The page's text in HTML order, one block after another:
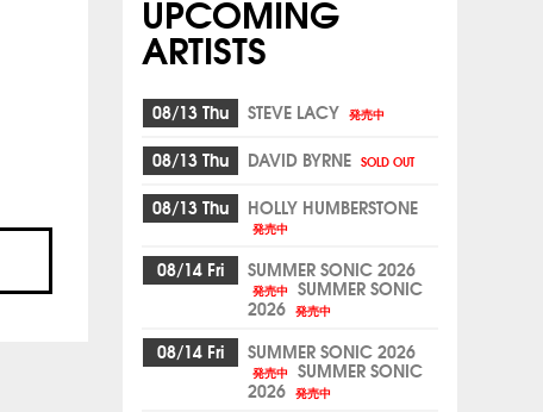
UPCOMING
ARTISTS
08/13 Thu STEVE LACY 発売中
08/13 Thu DAVID BYRNE SOLD OUT
08/13 Thu HOLLY HUMBERSTONE
発売中
08/14 Fri SUMMER SONIC 2026
発売中 SUMMER SONIC
2026 発売中
08/14 Fri SUMMER SONIC 2026
発売中 SUMMER SONIC
2026 発売中